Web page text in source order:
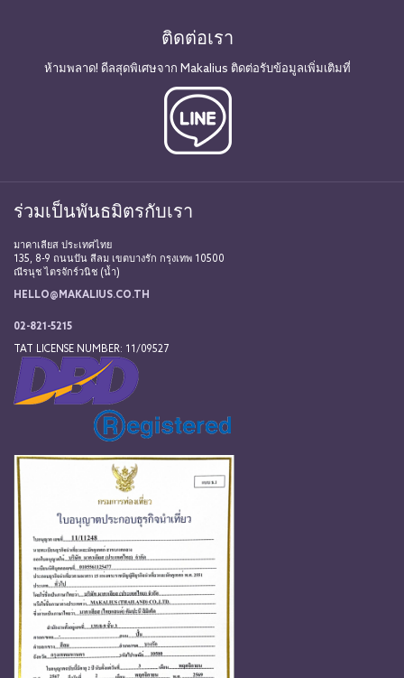
ติดต่อเรา
ห้ามพลาด! ดีลสุดพิเศษจาก Makalius ติดต่อรับข้อมูลเพิ่มเติมที่
ร่วมเป็นพันธมิตรกับเรา
มาคาเลียส ประเทศไทย
135, 8-9 ถนนปัน สีลม เขตบางรัก กรุงเทพ 10500
ณีรนุช ไตรจักร์วนิช (น้ำ)
HELLO@MAKALIUS.CO.TH
02-821-5215
TAT LICENSE NUMBER: 11/09527